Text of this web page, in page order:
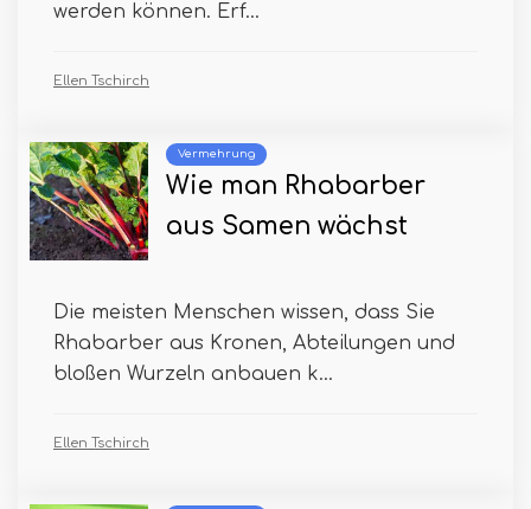
werden können. Erf...
Ellen Tschirch
Vermehrung
Wie man Rhabarber
aus Samen wächst
Die meisten Menschen wissen, dass Sie
Rhabarber aus Kronen, Abteilungen und
bloßen Wurzeln anbauen k...
Ellen Tschirch